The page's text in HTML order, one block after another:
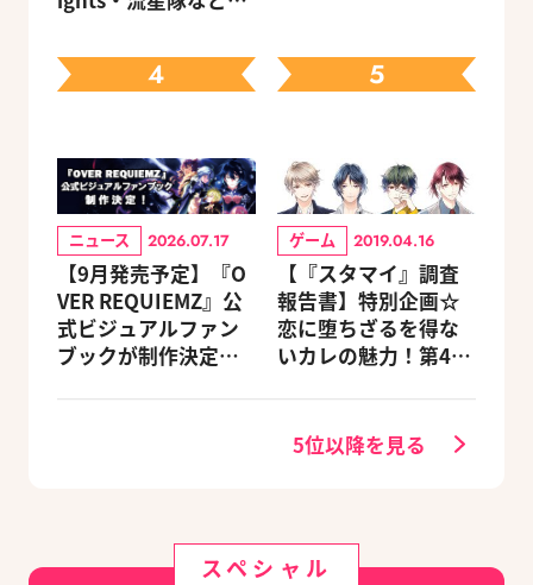
ェック
中！
4
ニュース 2026.07.17
【9月発売予定】『O
VER REQUIEMZ』公
式ビジュアルファン
ブックが制作決定！
5
ゲーム 2019.04.16
【『スタマイ』調査
報告書】特別企画☆
恋に堕ちざるを得な
いカレの魅力！第4
5位以降を見る
スペシャル